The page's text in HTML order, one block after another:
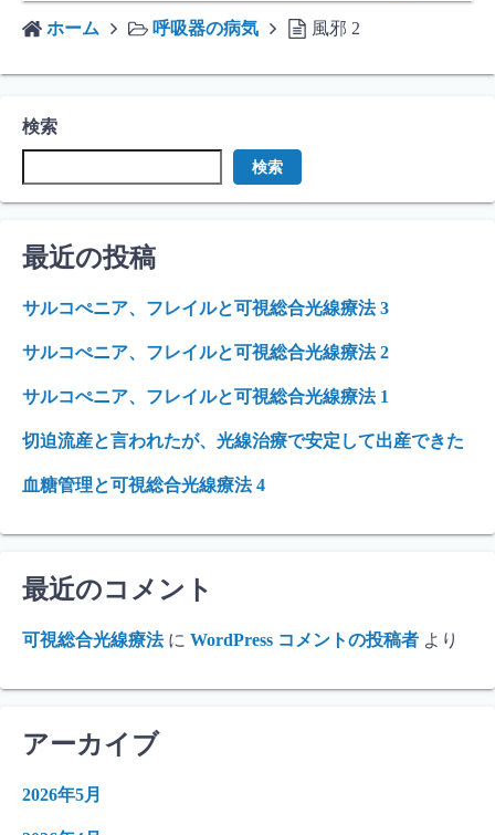
ホーム 呼吸器の病気 風邪 2
検索
検索
最近の投稿
サルコぺニア、フレイルと可視総合光線療法 3
サルコぺニア、フレイルと可視総合光線療法 2
サルコぺニア、フレイルと可視総合光線療法 1
切迫流産と言われたが、光線治療で安定して出産できた
血糖管理と可視総合光線療法 4
最近のコメント
可視総合光線療法に WordPress コメントの投稿者 より
アーカイブ
2026年5月